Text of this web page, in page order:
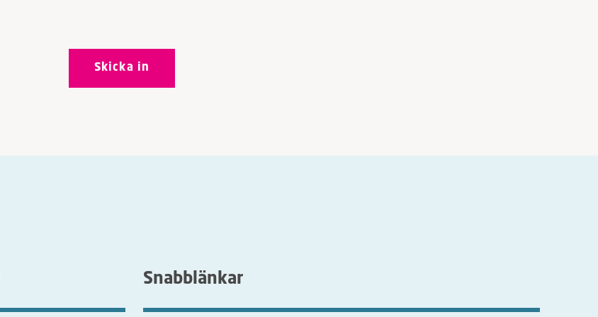
Snabblänkar